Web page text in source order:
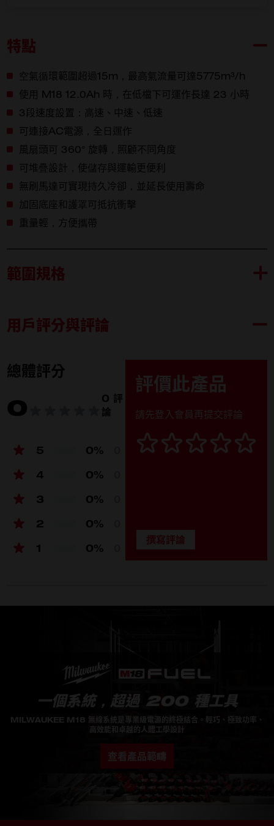
特點
空氣循環範圍超過15m，最高氣流量可達5775m³/h
使用 M18 12.0Ah 時，在低檔下可運作長達 23 小時
3段速度設置：高速、中速、低速
可連接AC電源，全日運作
風扇頭可 360° 旋轉，照顧不同角度
可堆疊設計，使儲存與運輸更便利
無刷馬達可實現持久冷卻，並延長使用壽命
加固底座和護罩可抵抗衝擊
重量輕，方便攜帶
範圍規格
內容物
M18 ARFHP-0 (1)
電壓 (V) 18V
457 (18")
360°
AC 輸入
用戶評分與評論
總體評分
0
0 評
論
5 0%
4 0%
3 0%
2 0%
1 0%
評價此產品
請先登入會員再提交評論
一個系統，超過 200 種工具
MILWAUKEE M18 無線系統是專業級電源的終極結合。輕巧、極致功率、
高效能和卓越的人體工學設計
查看產品範疇